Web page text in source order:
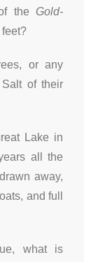
the Gold-
or any
of their
Lake in
all the
away,
and full
what is